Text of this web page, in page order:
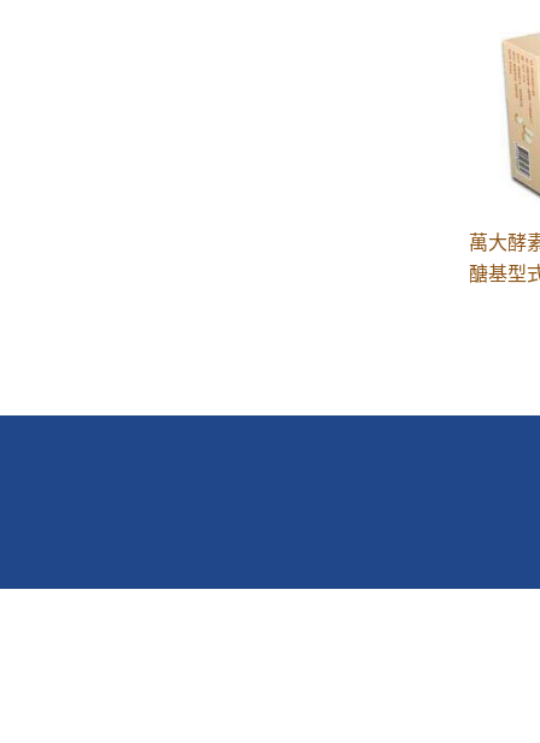
萬大酵
醣基型